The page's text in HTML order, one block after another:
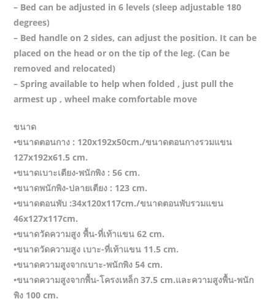
– Bed can be adjusted in 6 levels (sleep adjustable 180
degrees)
– Bed handle on 2 sides, can adjust the position. It can be
placed on the head or on the tip of the leg. (Can be
removed and relocated)
– Spring available to help when folded , just pull the
armest up , wheel make comfortable move
ขนาด
•ขนาดตอนกาง : 120x192x50cm./ขนาดตอนกางรวมแขน
127x192x61.5 cm.
•ขนาดเบาะเตียง-พนักพิง : 56 cm.
•ขนาดพนักพิง-ปลายเตียง : 123 cm.
•ขนาดตอนพับ :34x120x117cm./ขนาดตอนพับรวมแขน
46x127x117cm.
•ขนาดวัดความสูง พื้น-ที่เท้าแขน 62 cm.
•ขนาดวัดความสูง เบาะ-ที่เท้าแขน 11.5 cm.
•ขนาดความสูงจากเบาะ-พนักพิง 54 cm.
•ขนาดความสูงจากพื้น-โครงเหล็ก 37.5 cm.และความสูงพื้น-พนัก
พิง 100 cm.